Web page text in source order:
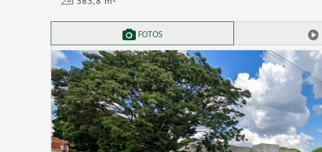
FOTOS